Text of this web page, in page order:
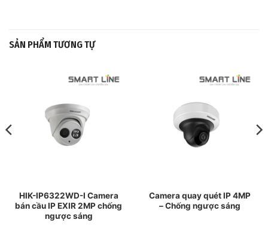
SẢN PHẨM TƯƠNG TỰ
HIK-IP6322WD-I Camera
bán cầu IP EXIR 2MP chống
ngược sáng
Camera quay quét IP 4MP
– Chống ngược sáng